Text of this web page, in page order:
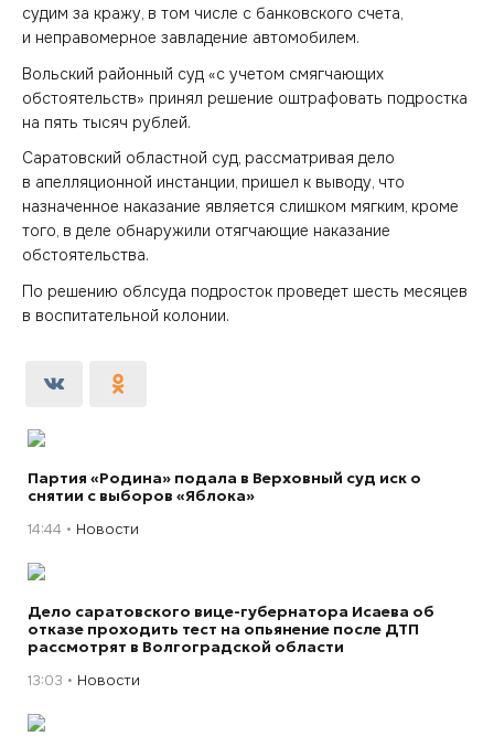
судим за кражу, в том числе с банковского счета,
и неправомерное завладение автомобилем.
Вольский районный суд «с учетом смягчающих
обстоятельств» принял решение оштрафовать подростка
на пять тысяч рублей.
Саратовский областной суд, рассматривая дело
в апелляционной инстанции, пришел к выводу, что
назначенное наказание является слишком мягким, кроме
того, в деле обнаружили отягчающие наказание
обстоятельства.
По решению облсуда подросток проведет шесть месяцев
в воспитательной колонии.
Партия «Родина» подала в Верховный суд иск о
снятии с выборов «Яблока»
14:44 Новости
Дело саратовского вице-губернатора Исаева об
отказе проходить тест на опьянение после ДТП
рассмотрят в Волгоградской области
13:03 Новости